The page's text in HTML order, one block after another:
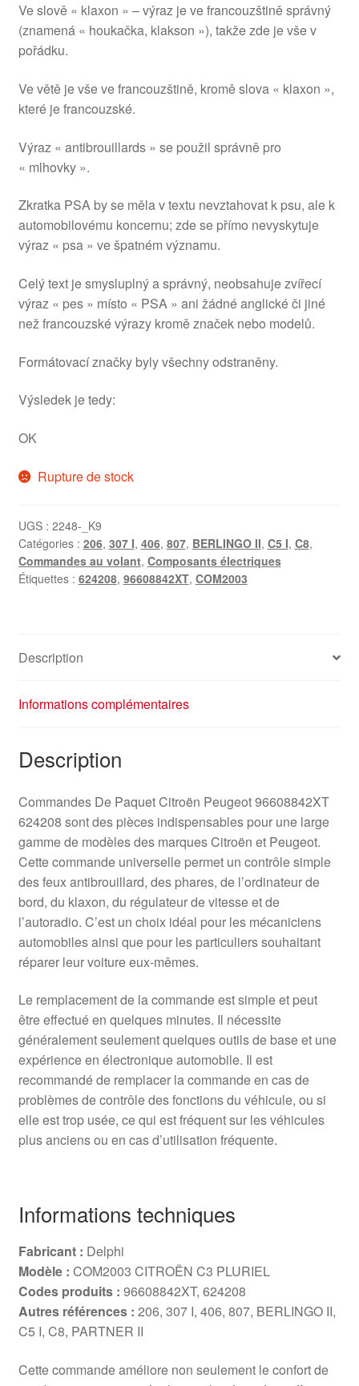
Ve slově « klaxon » – výraz je ve francouzštině správný
(znamená « houkačka, klakson »), takže zde je vše v
pořádku.
Ve větě je vše ve francouzštině, kromě slova « klaxon »,
které je francouzské.
Výraz « antibrouillards » se použil správně pro
« mlhovky ».
Zkratka PSA by se měla v textu nevztahovat k psu, ale k
automobilovému koncernu; zde se přímo nevyskytuje
výraz « psa » ve špatném významu.
Celý text je smysluplný a správný, neobsahuje zvířecí
výraz « pes » místo « PSA » ani žádné anglické či jiné
než francouzské výrazy kromě značek nebo modelů.
Formátovací značky byly všechny odstraněny.
Výsledek je tedy:
OK
Rupture de stock
UGS : 2248-_K9
Catégories : 206, 307 I, 406, 807, BERLINGO II, C5 I, C8,
Commandes au volant, Composants électriques
Étiquettes : 624208, 96608842XT, COM2003
Description
Informations complémentaires
Description
Commandes De Paquet Citroën Peugeot 96608842XT
624208 sont des pièces indispensables pour une large
gamme de modèles des marques Citroën et Peugeot.
Cette commande universelle permet un contrôle simple
des feux antibrouillard, des phares, de l’ordinateur de
bord, du klaxon, du régulateur de vitesse et de
l’autoradio. C’est un choix idéal pour les mécaniciens
automobiles ainsi que pour les particuliers souhaitant
réparer leur voiture eux-mêmes.
Le remplacement de la commande est simple et peut
être effectué en quelques minutes. Il nécessite
généralement seulement quelques outils de base et une
expérience en électronique automobile. Il est
recommandé de remplacer la commande en cas de
problèmes de contrôle des fonctions du véhicule, ou si
elle est trop usée, ce qui est fréquent sur les véhicules
plus anciens ou en cas d’utilisation fréquente.
Informations techniques
Fabricant : Delphi
Modèle : COM2003 CITROËN C3 PLURIEL
Codes produits : 96608842XT, 624208
Autres références : 206, 307 I, 406, 807, BERLINGO II,
C5 I, C8, PARTNER II
Cette commande améliore non seulement le confort de